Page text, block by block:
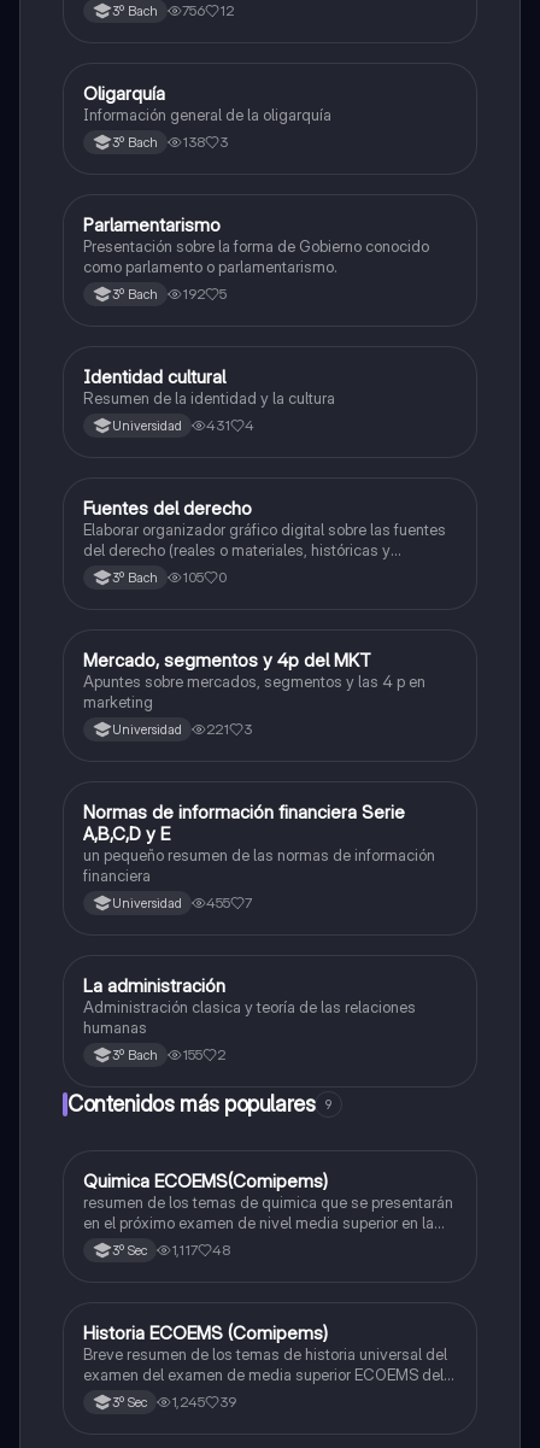
3º Bach 756 12
OEstructura socioeconómica
Oligarquía
Información general de la oligarquía
3º Bach 138 3
PEstructura socioeconómica
Parlamentarismo
Presentación sobre la forma de Gobierno conocido
como parlamento o parlamentarismo.
3º Bach 192 5
IEstructura socioeconómica
Identidad cultural
Resumen de la identidad y la cultura
Universidad 431 4
FEstructura socioeconómica
Fuentes del derecho
Elaborar organizador gráfico digital sobre las fuentes
del derecho (reales o materiales, históricas y
formales) correctamente descritas, anotando su
concepto, caracteristicas e importancia.
3º Bach 105 0
MEstructura socioeconómica
Mercado, segmentos y 4p del MKT
Apuntes sobre mercados, segmentos y las 4 p en
marketing
Universidad 221 3
NEstructura socioeconómica
Normas de información financiera Serie
A,B,C,D y E
un pequeño resumen de las normas de información
financiera
Universidad 455 7
L Matemáticas
La administración
Administración clasica y teoría de las relaciones
humanas
3º Bach 155 2
Contenidos más populares 9
Química
Quimica ECOEMS(Comipems)
resumen de los temas de quimica que se presentarán
en el próximo examen de nivel media superior en la
zona metropolitana de el valle de México
3º Sec 1,117 48
Historia
Historia ECOEMS (Comipems)
Breve resumen de los temas de historia universal del
examen del examen de media superior ECOEMS del
valle de México
3º Sec 1,245 39